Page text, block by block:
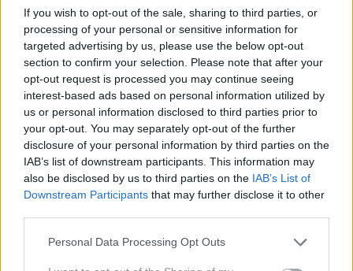
If you wish to opt-out of the sale, sharing to third parties, or
processing of your personal or sensitive information for
targeted advertising by us, please use the below opt-out
section to confirm your selection. Please note that after your
opt-out request is processed you may continue seeing
interest-based ads based on personal information utilized by
us or personal information disclosed to third parties prior to
your opt-out. You may separately opt-out of the further
disclosure of your personal information by third parties on the
IAB’s list of downstream participants. This information may
also be disclosed by us to third parties on the IAB’s List of
Downstream Participants that may further disclose it to other
Please note that this website/app uses one or more Google
Personal Data Processing Opt Outs
Komplet, ki
spominja na spalno
srajco: Margot
Robbie pokazala,
kako ga nositi na šik
način
Modni dan v
Centralnem parku